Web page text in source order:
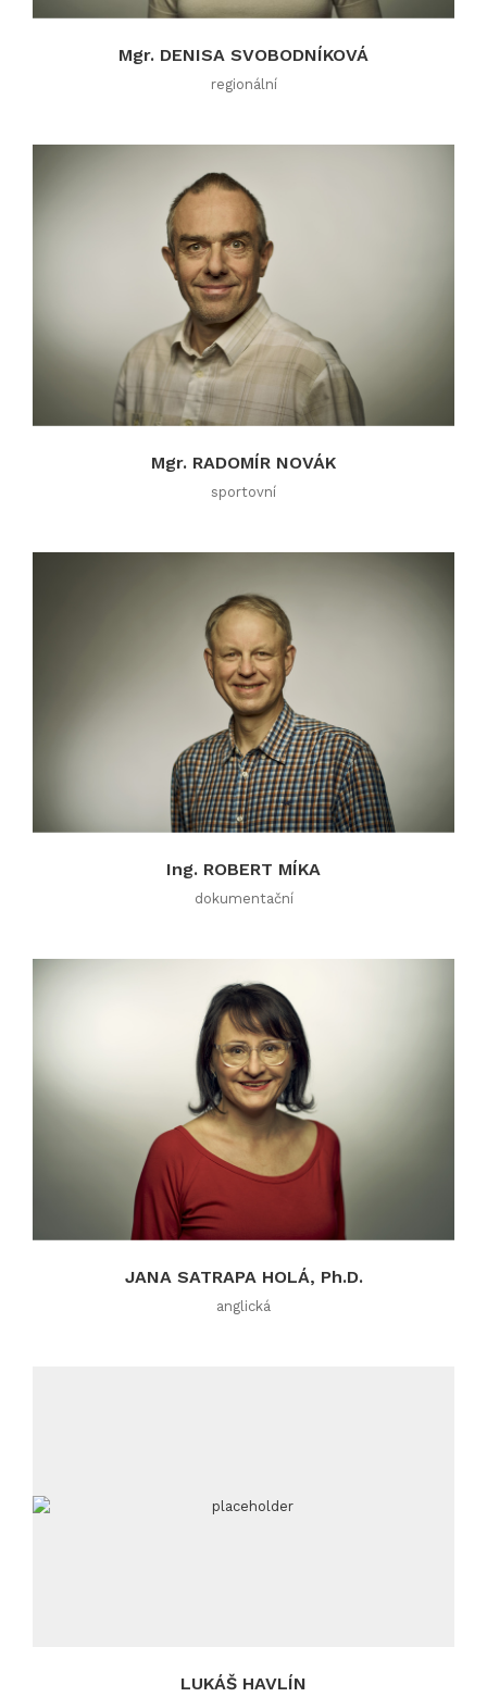
Mgr. DENISA SVOBODNÍKOVÁ
regionální
Mgr. RADOMÍR NOVÁK
sportovní
Ing. ROBERT MÍKA
dokumentační
JANA SATRAPA HOLÁ, Ph.D.
anglická
LUKÁŠ HAVLÍN